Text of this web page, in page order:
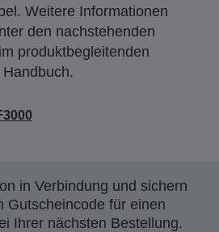
Weitere Informationen
den nachstehenden
produktbegleitenden
Handbuch.
in Verbindung und sichern
Gutscheincode für einen
Ihrer nächsten Bestellung.